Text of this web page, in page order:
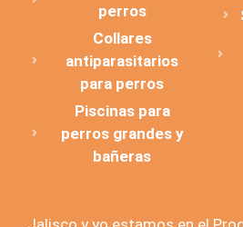
perros
Collares
antiparasitarios
para perros
Piscinas para
perros grandes y
bañeras